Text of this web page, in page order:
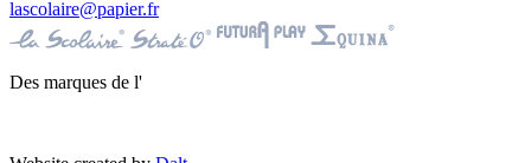
lascolaire@papier.fr
Des marques de l'